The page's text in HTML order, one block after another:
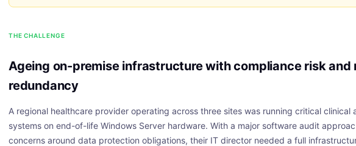
THE CHALLENGE
Ageing on-premise infrastructure with compliance risk and
redundancy
A regional healthcare provider operating across three sites was running critical clinical
systems on end-of-life Windows Server hardware. With a major software audit
concerns around data protection obligations, their IT director needed a full